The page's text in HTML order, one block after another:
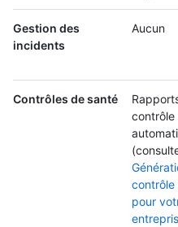
Gestion des
incidents
Aucun
Contrôles de santé
contrôle
contrôle
pour